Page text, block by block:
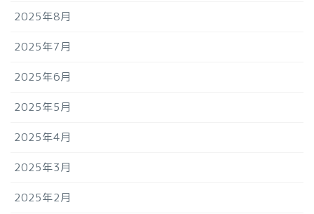
2025年8月
2025年7月
2025年6月
2025年5月
2025年4月
2025年3月
2025年2月